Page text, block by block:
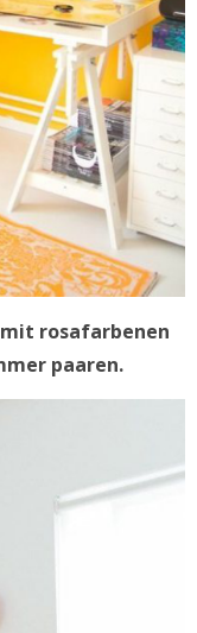
rosafarbenen
paaren.